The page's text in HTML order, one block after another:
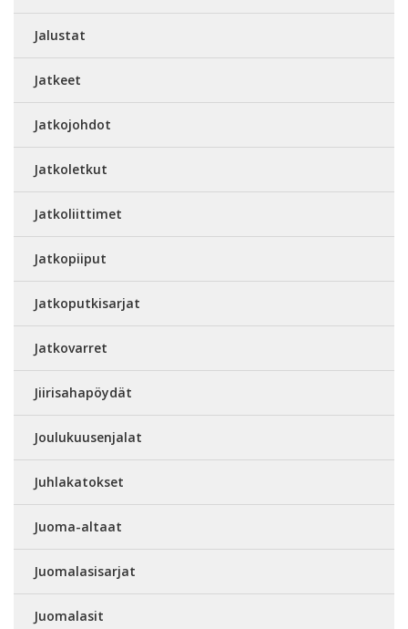
Jalustat
Jatkeet
Jatkojohdot
Jatkoletkut
Jatkoliittimet
Jatkopiiput
Jatkoputkisarjat
Jatkovarret
Jiirisahapöydät
Joulukuusenjalat
Juhlakatokset
Juoma-altaat
Juomalasisarjat
Juomalasit